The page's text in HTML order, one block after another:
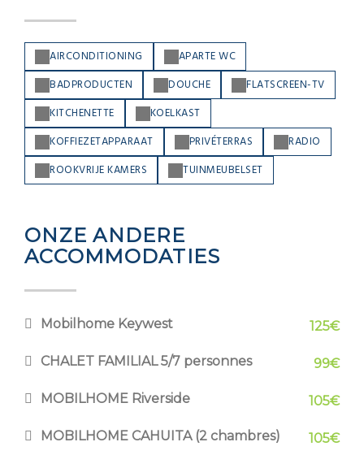
AIRCONDITIONING
APARTE WC
BADPRODUCTEN
DOUCHE
FLATSCREEN-TV
KITCHENETTE
KOELKAST
KOFFIEZETAPPARAAT
PRIVÉTERRAS
RADIO
ROOKVRIJE KAMERS
TUINMEUBELSET
ONZE ANDERE
ACCOMMODATIES
Mobilhome Keywest 125€
CHALET FAMILIAL 5/7 personnes 99€
MOBILHOME Riverside 105€
MOBILHOME CAHUITA (2 chambres) 105€